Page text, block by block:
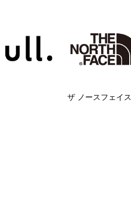
ザ ノースフェイス